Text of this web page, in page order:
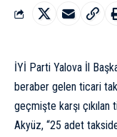
İYİ Parti Yalova İl
beraber gelen ticari
geçmişte karşı
Akyüz, “25 adet